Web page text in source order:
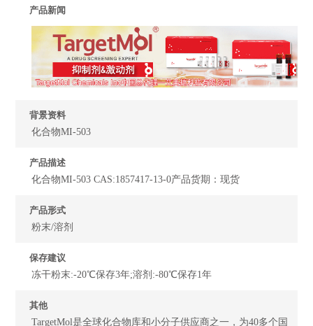
产品新闻
背景资料
化合物MI-503
产品描述
化合物MI-503 CAS:1857417-13-0产品货期：现货
产品形式
粉末/溶剂
保存建议
冻干粉末:-20℃保存3年;溶剂:-80℃保存1年
其他
TargetMol是全球化合物库和小分子供应商之一，为40多个国